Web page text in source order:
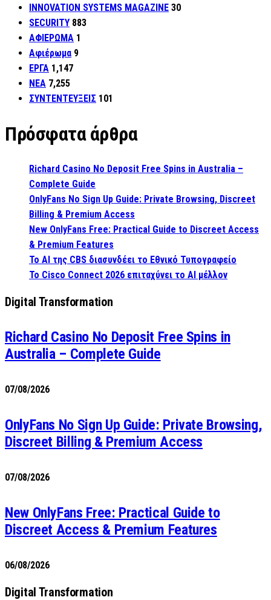
INNOVATION SYSTEMS MAGAZINE 30
SECURITY 883
ΑΦΙΕΡΩΜΑ 1
Αφιέρωμα 9
ΕΡΓΑ 1,147
ΝΕΑ 7,255
ΣΥΝΤΕΝΤΕΥΞΕΙΣ 101
Πρόσφατα άρθρα
Richard Casino No Deposit Free Spins in Australia –
Complete Guide
OnlyFans No Sign Up Guide: Private Browsing, Discreet
Billing & Premium Access
New OnlyFans Free: Practical Guide to Discreet Access
& Premium Features
Το AI της CBS διασυνδέει το Εθνικό Τυπογραφείο
Το Cisco Connect 2026 επιταχύνει το AI μέλλον
Digital Transformation
Richard Casino No Deposit Free Spins in
Australia – Complete Guide
07/08/2026
OnlyFans No Sign Up Guide: Private Browsing,
Discreet Billing & Premium Access
07/08/2026
New OnlyFans Free: Practical Guide to
Discreet Access & Premium Features
06/08/2026
Digital Transformation